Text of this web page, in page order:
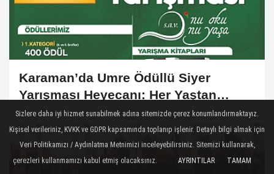
Karaman’da Umre Ödüllü Siyer
Yarışması Heyecanı: Her Yaştan
Katılımcıya Özel Hediyeler
Sizlere daha iyi hizmet sunabilmek adına sitemizde çerez konumlandırmaktayız.
Kişisel verileriniz, KVKK ve GDPR kapsamında toplanıp işlenir. Detaylı bilgi almak için
Veri Politikamızı / Aydınlatma Metnimizi inceleyebilirsiniz. Sitemizi kullanarak,
çerezleri kullanmamızı kabul etmiş olacaksınız.
AYRINTILAR TAMAM